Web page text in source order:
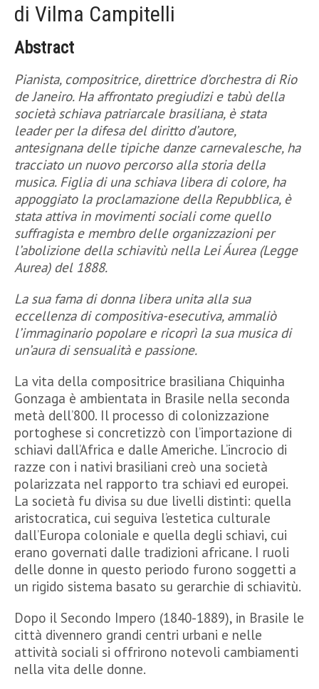
di Vilma Campitelli
Abstract
Pianista, compositrice, direttrice d’orchestra di Rio
de Janeiro. Ha affrontato pregiudizi e tabù della
società schiava patriarcale brasiliana, è stata
leader per la difesa del diritto d’autore,
antesignana delle tipiche danze carnevalesche, ha
tracciato un nuovo percorso alla storia della
musica. Figlia di una schiava libera di colore, ha
appoggiato la proclamazione della Repubblica, è
stata attiva in movimenti sociali come quello
suffragista e membro delle organizzazioni per
l’abolizione della schiavitù nella Lei Áurea (Legge
Aurea) del 1888.
La sua fama di donna libera unita alla sua
eccellenza di compositiva-esecutiva, ammaliò
l’immaginario popolare e ricoprì la sua musica di
un’aura di sensualità e passione.
La vita della compositrice brasiliana Chiquinha
Gonzaga è ambientata in Brasile nella seconda
metà dell’800. Il processo di colonizzazione
portoghese si concretizzò con l’importazione di
schiavi dall’Africa e dalle Americhe. L’incrocio di
razze con i nativi brasiliani creò una società
polarizzata nel rapporto tra schiavi ed europei.
La società fu divisa su due livelli distinti: quella
aristocratica, cui seguiva l’estetica culturale
dall’Europa coloniale e quella degli schiavi, cui
erano governati dalle tradizioni africane. I ruoli
delle donne in questo periodo furono soggetti a
un rigido sistema basato su gerarchie di schiavitù.
Dopo il Secondo Impero (1840-1889), in Brasile le
città divennero grandi centri urbani e nelle
attività sociali si offrirono notevoli cambiamenti
nella vita delle donne.